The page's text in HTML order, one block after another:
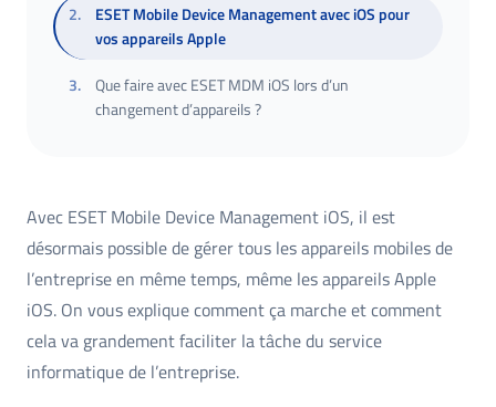
2.
ESET Mobile Device Management avec iOS pour
vos appareils Apple
3.
Que faire avec ESET MDM iOS lors d’un
changement d’appareils ?
Avec ESET Mobile Device Management iOS, il est
désormais possible de gérer tous les appareils mobiles de
l’entreprise en même temps, même les appareils Apple
iOS. On vous explique comment ça marche et comment
cela va grandement faciliter la tâche du service
informatique de l’entreprise.